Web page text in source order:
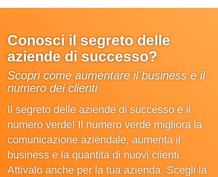
Conosci il segreto delle
aziende di successo?
Scopri come aumentare il business e il
numero dei clienti
Il segreto delle aziende di successo è il
numero verde! Il numero verde migliora la
comunicazione aziendale, aumenta il
business e la quantità di nuovi clienti.
Attivalo anche per la tua azienda. Scegli la